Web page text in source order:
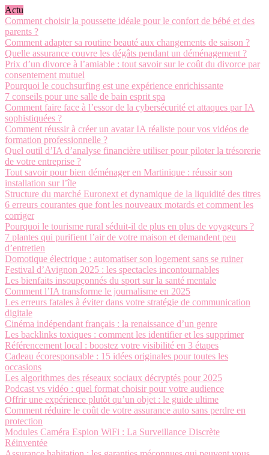
Actu
Comment choisir la poussette idéale pour le confort de bébé et des
parents ?
Comment adapter sa routine beauté aux changements de saison ?
Quelle assurance couvre les dégâts pendant un déménagement ?
Prix d’un divorce à l’amiable : tout savoir sur le coût du divorce par
consentement mutuel
Pourquoi le couchsurfing est une expérience enrichissante
7 conseils pour une salle de bain esprit spa
Comment faire face à l’essor de la cybersécurité et attaques par IA
sophistiquées ?
Comment réussir à créer un avatar IA réaliste pour vos vidéos de
formation professionnelle ?
Quel outil d’IA d’analyse financière utiliser pour piloter la trésorerie
de votre entreprise ?
Tout savoir pour bien déménager en Martinique : réussir son
installation sur l’île
Structure du marché Euronext et dynamique de la liquidité des titres
6 erreurs courantes que font les nouveaux motards et comment les
corriger
Pourquoi le tourisme rural séduit-il de plus en plus de voyageurs ?
7 plantes qui purifient l’air de votre maison et demandent peu
d’entretien
Domotique électrique : automatiser son logement sans se ruiner
Festival d’Avignon 2025 : les spectacles incontournables
Les bienfaits insoupçonnés du sport sur la santé mentale
Comment l’IA transforme le journalisme en 2025
Les erreurs fatales à éviter dans votre stratégie de communication
digitale
Cinéma indépendant français : la renaissance d’un genre
Les backlinks toxiques : comment les identifier et les supprimer
Référencement local : boostez votre visibilité en 3 étapes
Cadeau écoresponsable : 15 idées originales pour toutes les
occasions
Les algorithmes des réseaux sociaux décryptés pour 2025
Podcast vs vidéo : quel format choisir pour votre audience
Offrir une expérience plutôt qu’un objet : le guide ultime
Comment réduire le coût de votre assurance auto sans perdre en
protection
Modules Caméra Espion WiFi : La Surveillance Discrète
Réinventée